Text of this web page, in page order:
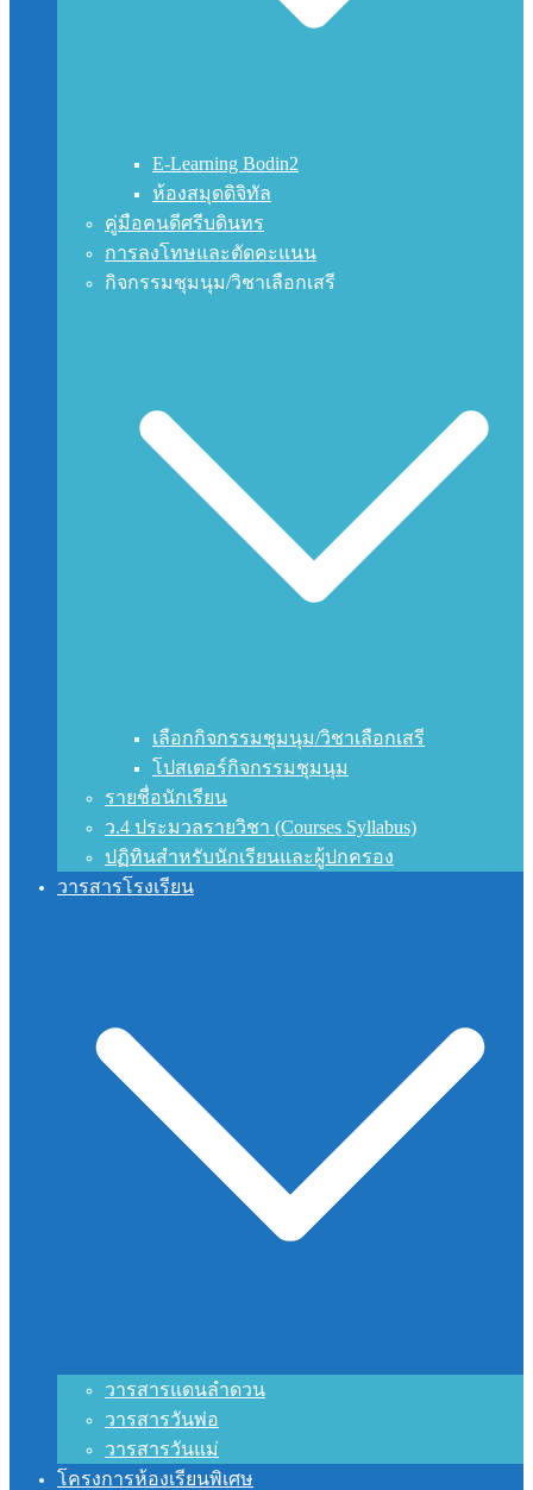
E-Learning Bodin2
ห้องสมุดดิจิทัล
คู่มือคนดีศรีบดินทร
การลงโทษและตัดคะแนน
กิจกรรมชุมนุม/วิชาเลือกเสรี
เลือกกิจกรรมชุมนุม/วิชาเลือกเสรี
โปสเตอร์กิจกรรมชุมนุม
รายชื่อนักเรียน
ว.4 ประมวลรายวิชา (Courses Syllabus)
ปฏิทินสำหรับนักเรียนและผู้ปกครอง
วารสารโรงเรียน
วารสารแดนลำดวน
วารสารวันพ่อ
วารสารวันแม่
โครงการห้องเรียนพิเศษ